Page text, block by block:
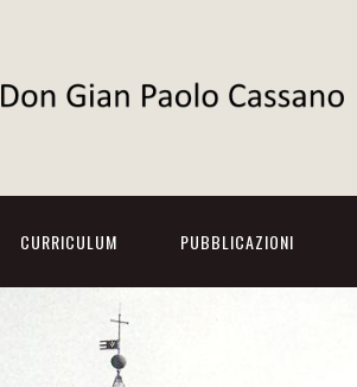
CURRICULUM PUBBLICAZIONI